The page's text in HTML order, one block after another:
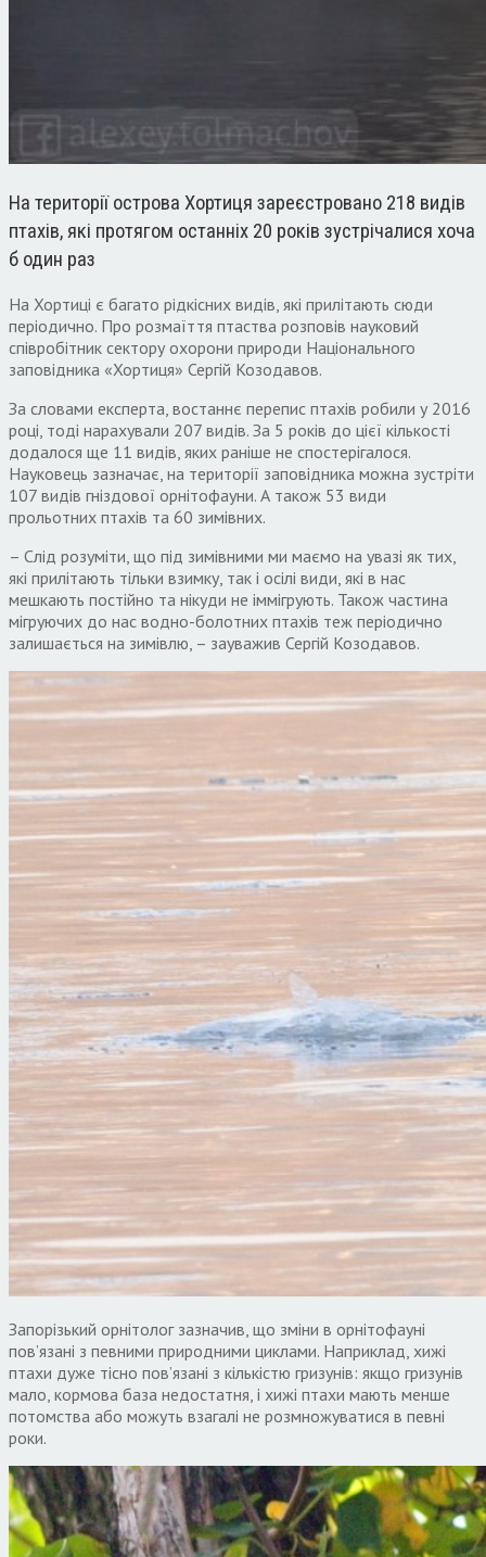
На території острова Хортиця зареєстровано 218 видів
птахів, які протягом останніх 20 років зустрічалися хоча
б один раз
На Хортиці є багато рідкісних видів, які прилітають сюди
періодично. Про розмаїття птаства розповів науковий
співробітник сектору охорони природи Національного
заповідника «Хортиця» Сергій Козодавов.
За словами експерта, востаннє перепис птахів робили у 2016
році, тоді нарахували 207 видів. За 5 років до цієї кількості
додалося ще 11 видів, яких раніше не спостерігалося.
Науковець зазначає, на території заповідника можна зустріти
107 видів гніздової орнітофауни. А також 53 види
прольотних птахів та 60 зимівних.
– Слід розуміти, що під зимівними ми маємо на увазі як тих,
які прилітають тільки взимку, так і осілі види, які в нас
мешкають постійно та нікуди не іммігрують. Також частина
мігруючих до нас водно-болотних птахів теж періодично
залишається на зимівлю, – зауважив Сергій Козодавов.
Запорізький орнітолог зазначив, що зміни в орнітофауні
пов’язані з певними природними циклами. Наприклад, хижі
птахи дуже тісно пов’язані з кількістю гризунів: якщо гризунів
мало, кормова база недостатня, і хижі птахи мають менше
потомства або можуть взагалі не розмножуватися в певні
роки.